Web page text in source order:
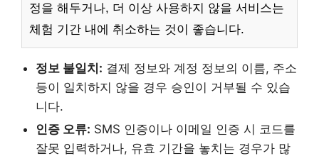
정을 해두거나, 더 이상 사용하지 않을 서비스는
체험 기간 내에 취소하는 것이 좋습니다.
정보 불일치: 결제 정보와 계정 정보의 이름, 주소
등이 일치하지 않을 경우 승인이 거부될 수 있습
니다.
인증 오류: SMS 인증이나 이메일 인증 시 코드를
잘못 입력하거나, 유효 기간을 놓치는 경우가 많